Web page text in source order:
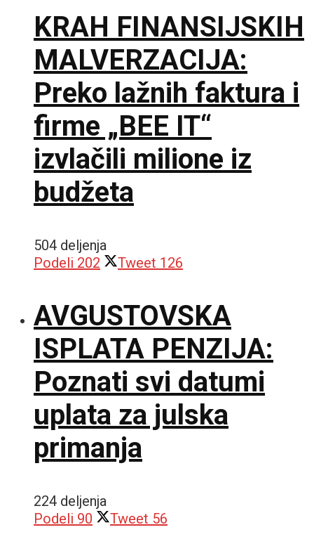
KRAH FINANSIJSKIH
MALVERZACIJA:
Preko lažnih faktura i
firme „BEE IT“
izvlačili milione iz
budžeta
504 deljenja
Podeli 202 Tweet 126
AVGUSTOVSKA
ISPLATA PENZIJA:
Poznati svi datumi
uplata za julska
primanja
224 deljenja
Podeli 90 Tweet 56